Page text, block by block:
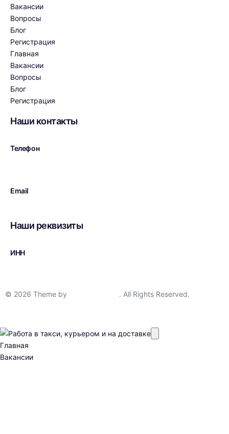
Вакансии
Вопросы
Блог
Регистрация
Главная
Вакансии
Вопросы
Блог
Регистрация
Наши контакты
Телефон
Email
Наши реквизиты
ИНН
© 2026 Theme by . All Rights Reserved.
Главная
Вакансии